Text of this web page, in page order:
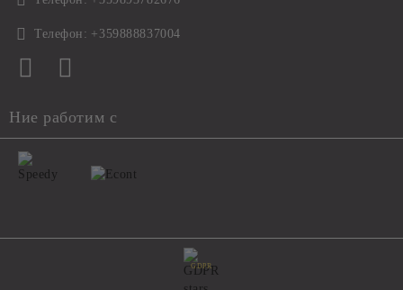
Телефон: +359888837004
Ние работим с
GDPR